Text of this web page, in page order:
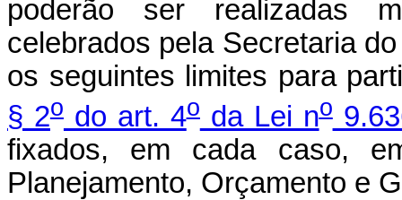
poderão ser realizadas
celebrados pela Secretaria
os seguintes limites para
§ 2odo art. 4oda Lei no
fixados, em cada caso,
Planejamento, Orçamento e